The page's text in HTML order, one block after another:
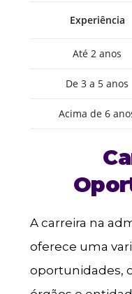
Experiência
Até 2 anos
De 3 a 5 anos
Acima de 6
A carreira na
oferece uma
oportunidades,